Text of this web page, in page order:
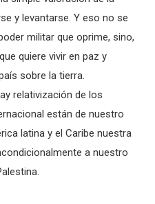
y levantarse. Y eso no se
militar que oprime, sino,
quiere vivir en paz y
sobre la tierra.
relativización de los
están de nuestro
latina y el Caribe nuestra
a nuestro